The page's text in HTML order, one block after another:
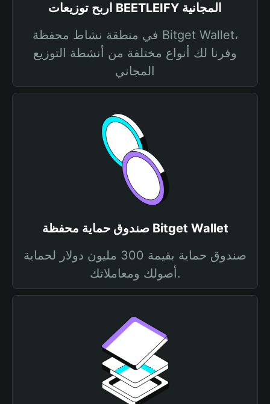
اربح توزيعات BEETLEIFY المجانية
في منطقة نشاط محفظة Bitget Wallet،
وفرنا لك أنواع مختلفة من أنشطة التوزيع
المجاني
صندوق حماية محفظة Bitget Wallet
صندوق حماية بقيمة 300 مليون دولار لحماية
أصولك ومعاملاتك.